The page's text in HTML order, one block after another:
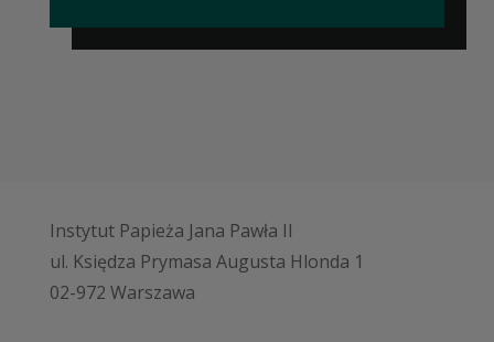
Instytut Papieża Jana Pawła II
ul. Księdza Prymasa Augusta Hlonda 1
02-972 Warszawa